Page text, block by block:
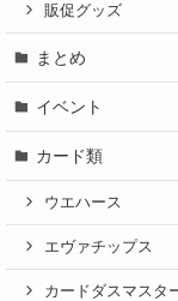
販促グッズ
まとめ
イベント
カード類
ウエハース
エヴァチップス
カードダスマスタ